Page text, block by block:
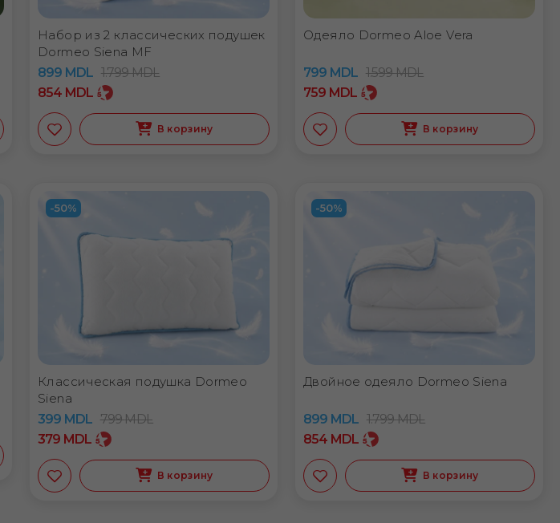
Набор из 2 классических подушек
Dormeo Siena MF
899 MDL 1.799MDL
854 MDL
В корзину
Одеяло Dormeo Aloe Vera
799 MDL 1.599MDL
759 MDL
В корзину
-50%
Классическая подушка Dormeo
Siena
399 MDL 799MDL
379 MDL
В корзину
-50%
Двойное одеяло Dormeo Siena
899 MDL 1.799MDL
854 MDL
В корзину